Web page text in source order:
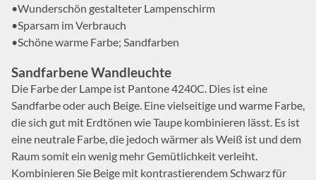
•Wunderschön gestalteter Lampenschirm
•Sparsam im Verbrauch
•Schöne warme Farbe; Sandfarben
Sandfarbene Wandleuchte
Die Farbe der Lampe ist Pantone 4240C. Dies ist eine
Sandfarbe oder auch Beige. Eine vielseitige und warme Farbe,
die sich gut mit Erdtönen wie Taupe kombinieren lässt. Es ist
eine neutrale Farbe, die jedoch wärmer als Weiß ist und dem
Raum somit ein wenig mehr Gemütlichkeit verleiht.
Kombinieren Sie Beige mit kontrastierendem Schwarz für